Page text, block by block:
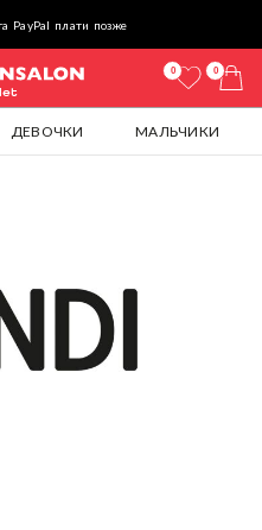
PayPal плати позже
0 0
ДЕВОЧКИ МАЛЬЧИКИ